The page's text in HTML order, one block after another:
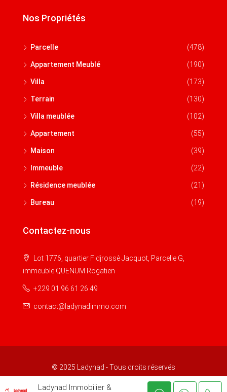
Nos Propriétés
Parcelle (478)
Appartement Meublé (190)
Villa (173)
Terrain (130)
Villa meublée (102)
Appartement (55)
Maison (39)
Immeuble (22)
Résidence meublée (21)
Bureau (19)
Contactez-nous
Lot 1776, quartier Fidjrossè Jacquot, Parcelle G,
immeuble QUENUM Rogatien
+229 01 96 61 26 49
contact@ladynadimmo.com
© 2025 Ladynad - Tous droits réservés
Ladynad Immobilier &